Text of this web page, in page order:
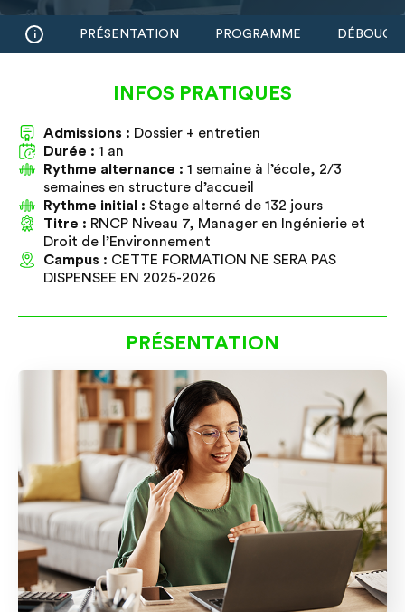
i PRÉSENTATION PROGRAMME
Admissions : Dossier + entretien
Durée : 1 an
Rythme alternance : 1 semaine à l’école, 2/3
semaines en structure d’accueil
Rythme initial : Stage alterné de 132 jours
Titre : RNCP Niveau 7, Manager en Ingénierie et
Droit de l’Environnement
Campus : CETTE FORMATION NE SERA PAS
DISPENSEE EN 2025-2026
INFOS PRATIQUES
Admissions : Dossier + entretien
Durée : 1 an
Rythme alternance : 1 semaine à l’école, 2/3
semaines en structure d’accueil
Rythme initial : Stage alterné de 132 jours
Titre : RNCP Niveau 7, Manager en Ingénierie et
Droit de l’Environnement
Campus : CETTE FORMATION NE SERA PAS
DISPENSEE EN 2025-2026
PRÉSENTATION